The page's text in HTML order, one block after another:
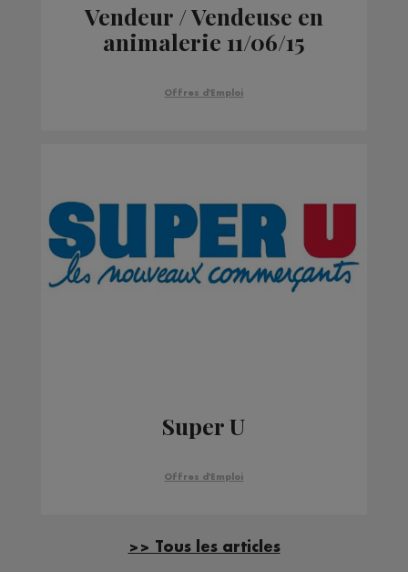
Vendeur / Vendeuse en
animalerie 11/06/15
Offres d'Emploi
Super U
Offres d'Emploi
>> Tous les articles